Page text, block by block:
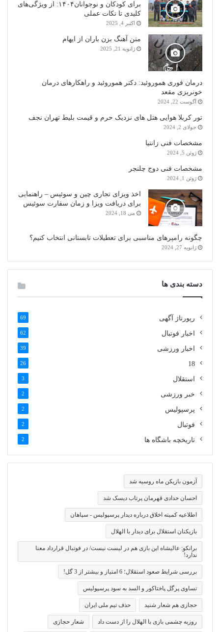
برای کودکان و نوجوانان۱۴۰۴: از ویژگی‌های
کلیدی تا نکات عملی
اکتبر 4, 2025
متن آهنگ بزن باران از ایهام
ژانویه 21, 2025
درمان فوری هموروئید: دکتر هموروئید و راهکارهای درمان
خونریزی مقعد
آگوست 22, 2024
تور کربلا هوایی هتل های نزدیک حرم و قیمت بلیط تهران نجف
جولای 2, 2024
مشخصات فنی زانتیا
ژوئن 5, 2024
مشخصات فنی دوج چلنجر
ژوئن 1, 2024
اخذ ویزای تجاری چین و سوئیس – راهنمایی
برای دریافت ویزا و زمان سفارت سوئیس
می 18, 2024
چگونه رامپرهای مناسبی برای تعطیلات تابستانی انتخاب کنیم؟
ژانویه 27, 2024
دسته بندی ها
رپورتاژ آگهی 69
اخبار فوتبال 62
اخبار ورزشی 39
18
26
استقلال 3
خبر ورزشی 2
پرسپولیس 2
فوتبال 2
تاریخچه باشگاه ها 2
آزمون بازیکن ماه روسیه شد
احسان حدادی قهرمان پرتاب دیسک شد
اطلاعیه کمیته اخلاق درباره دیدار پرسپولیس - سپاهان
بازیکنان استقلال برای دیدار با الهلال
برانکو: عالیشاه این بازی هم در لیست نیست/ در فوتبال قرارداد معنا
ندارد!
بررسی شرایط صعود استقلال؛ 6 امتیاز و بیشتر از 3 گل!
تساوی پرگل پاختاکور و السد به سود پرسپولیس
حجازی هم شعار شنید حذف تیم ملی ایران
روزبه چشمی بازی با الهلال را از دست داد شعار حجازی